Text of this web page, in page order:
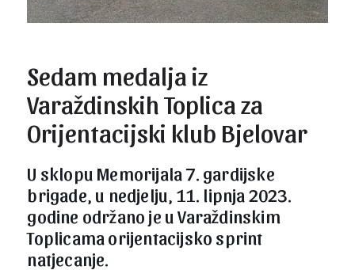
Sedam medalja iz
Varaždinskih Toplica za
Orijentacijski klub Bjelovar
U sklopu Memorijala 7. gardijske
brigade, u nedjelju, 11. lipnja 2023.
godine održano je u Varaždinskim
Toplicama orijentacijsko sprint
natjecanje.